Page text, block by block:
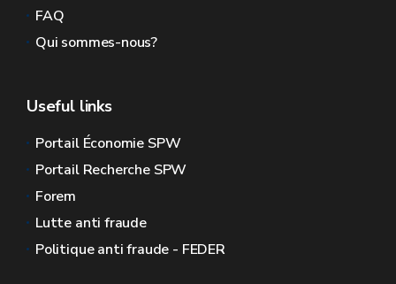
FAQ
Qui sommes-nous?
Useful links
Portail Économie SPW
Portail Recherche SPW
Forem
Lutte anti fraude
Politique anti fraude - FEDER